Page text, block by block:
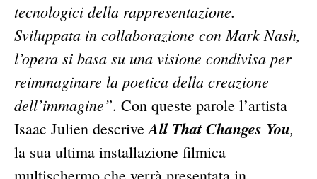
tecnologici della rappresentazione.
Sviluppata in collaborazione con Mark Nash,
l’opera si basa su una visione condivisa per
reimmaginare la poetica della creazione
dell’immagine”. Con queste parole l’artista
Isaac Julien descriveAll That Changes You,
la sua ultima installazione filmica